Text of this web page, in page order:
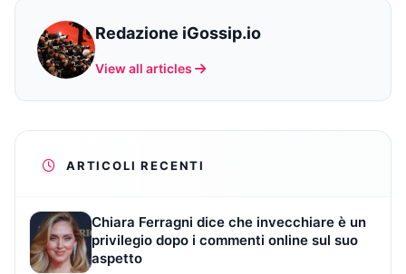
Redazione iGossip.io
View all articles
ARTICOLI RECENTI
Chiara Ferragni dice che invecchiare è un
privilegio dopo i commenti online sul suo
aspetto